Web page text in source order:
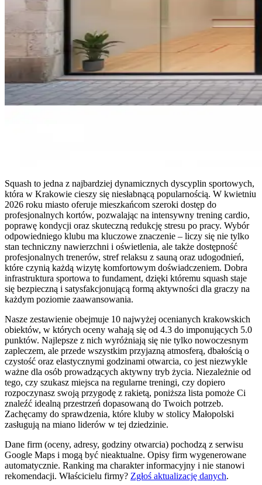
Squash to jedna z najbardziej dynamicznych dyscyplin sportowych,
która w Krakowie cieszy się niesłabnącą popularnością. W kwietniu
2026 roku miasto oferuje mieszkańcom szeroki dostęp do
profesjonalnych kortów, pozwalając na intensywny trening cardio,
poprawę kondycji oraz skuteczną redukcję stresu po pracy. Wybór
odpowiedniego klubu ma kluczowe znaczenie – liczy się nie tylko
stan techniczny nawierzchni i oświetlenia, ale także dostępność
profesjonalnych trenerów, stref relaksu z sauną oraz udogodnień,
które czynią każdą wizytę komfortowym doświadczeniem. Dobra
infrastruktura sportowa to fundament, dzięki któremu squash staje
się bezpieczną i satysfakcjonującą formą aktywności dla graczy na
każdym poziomie zaawansowania.
Nasze zestawienie obejmuje 10 najwyżej ocenianych krakowskich
obiektów, w których oceny wahają się od 4.3 do imponujących 5.0
punktów. Najlepsze z nich wyróżniają się nie tylko nowoczesnym
zapleczem, ale przede wszystkim przyjazną atmosferą, dbałością o
czystość oraz elastycznymi godzinami otwarcia, co jest niezwykle
ważne dla osób prowadzących aktywny tryb życia. Niezależnie od
tego, czy szukasz miejsca na regularne treningi, czy dopiero
rozpoczynasz swoją przygodę z rakietą, poniższa lista pomoże Ci
znaleźć idealną przestrzeń dopasowaną do Twoich potrzeb.
Zachęcamy do sprawdzenia, które kluby w stolicy Małopolski
zasługują na miano liderów w tej dziedzinie.
Dane firm (oceny, adresy, godziny otwarcia) pochodzą z serwisu
Google Maps i mogą być nieaktualne. Opisy firm wygenerowane
automatycznie. Ranking ma charakter informacyjny i nie stanowi
rekomendacji. Właścicielu firmy? Zgłoś aktualizację danych.